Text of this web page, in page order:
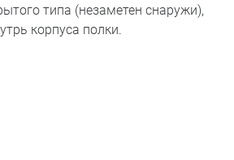
типа (незаметен снаружи),
корпуса полки.